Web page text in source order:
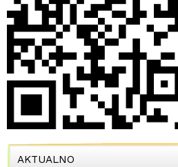
AKTUALNO